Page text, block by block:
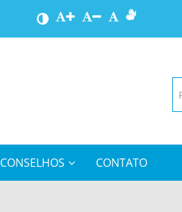
CONSELHOS CONTATO